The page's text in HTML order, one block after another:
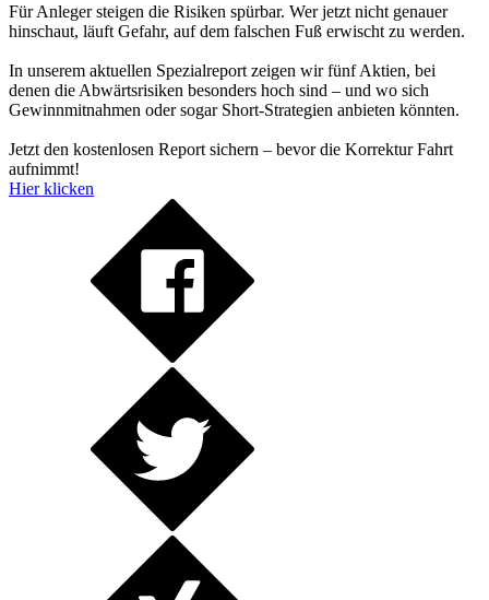
Für Anleger steigen die Risiken spürbar. Wer jetzt nicht genauer
hinschaut, läuft Gefahr, auf dem falschen Fuß erwischt zu werden.
In unserem aktuellen Spezialreport zeigen wir fünf Aktien, bei
denen die Abwärtsrisiken besonders hoch sind – und wo sich
Gewinnmitnahmen oder sogar Short-Strategien anbieten könnten.
Jetzt den kostenlosen Report sichern – bevor die Korrektur Fahrt
aufnimmt!
Hier klicken